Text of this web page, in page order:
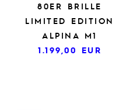
80ER BRILLE
LIMITED EDITION
ALPINA M1
1.199,00 EUR